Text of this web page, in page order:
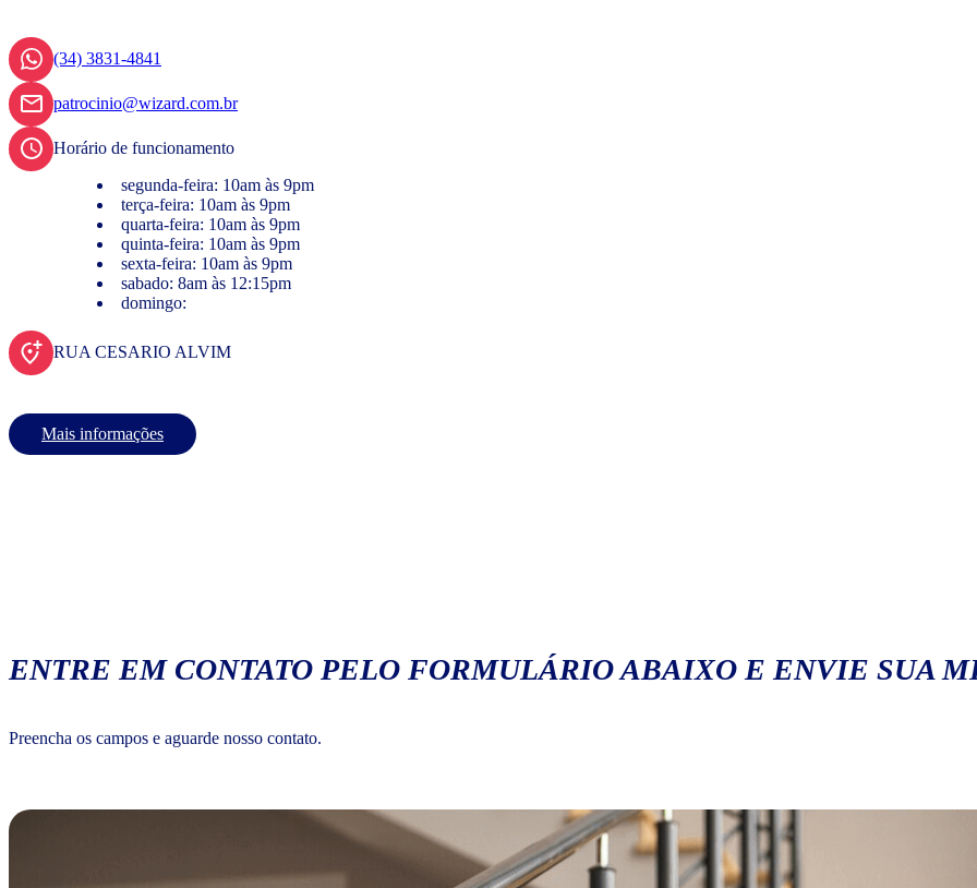
(34) 3831-4841
patrocinio@wizard.com.br
Horário de funcionamento
segunda-feira: 10am às 9pm
terça-feira: 10am às 9pm
quarta-feira: 10am às 9pm
quinta-feira: 10am às 9pm
sexta-feira: 10am às 9pm
sabado: 8am às 12:15pm
domingo:
RUA CESARIO ALVIM
Mais informações
ENTRE EM CONTATO PELO FORMULÁRIO ABAIXO E ENVIE SUA
Preencha os campos e aguarde nosso contato.